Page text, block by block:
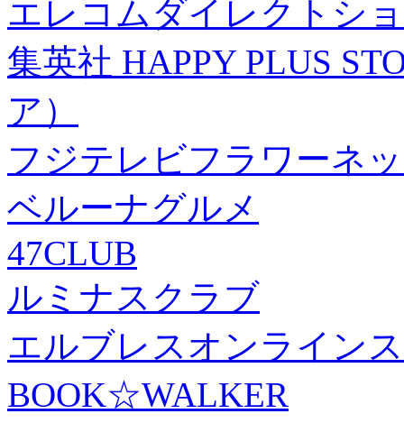
エレコムダイレクトシ
集英社 HAPPY PLUS
ア）
フジテレビフラワーネ
ベルーナグルメ
47CLUB
ルミナスクラブ
エルブレスオンライン
BOOK☆WALKER